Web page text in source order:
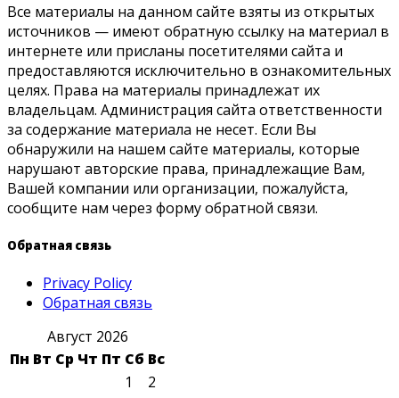
Все материалы на данном сайте взяты из открытых
источников — имеют обратную ссылку на материал в
интернете или присланы посетителями сайта и
предоставляются исключительно в ознакомительных
целях. Права на материалы принадлежат их
владельцам. Администрация сайта ответственности
за содержание материала не несет. Если Вы
обнаружили на нашем сайте материалы, которые
нарушают авторские права, принадлежащие Вам,
Вашей компании или организации, пожалуйста,
сообщите нам через форму обратной связи.
Обратная связь
Privacy Policy
Обратная связь
Август 2026
Пн Вт Ср Чт Пт Сб Вс
1
2